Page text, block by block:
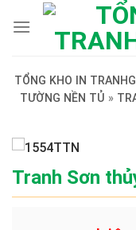
TỔNG KHO IN
TƯỜNG NỀN TỦ »
Tranh Sơn